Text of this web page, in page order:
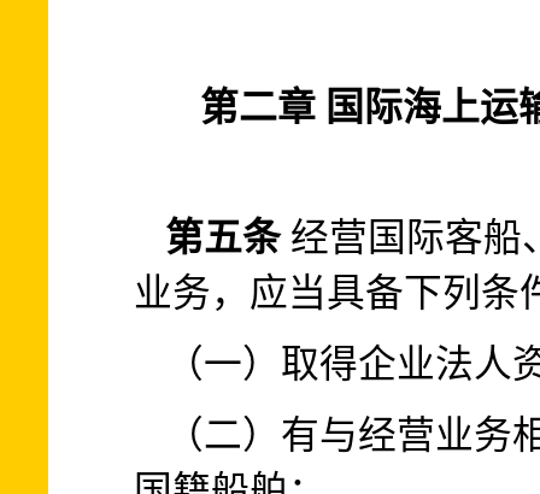
第二章 国际海上运
第五条 经营国际客船
业务，应当具备下列条
（一）取得企业法人
（二）有与经营业务